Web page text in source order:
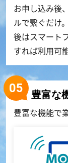
お申し込み後
ルで繋ぐだけ。
後はスマート
すれば利用可能
豊富な
豊富な機能で